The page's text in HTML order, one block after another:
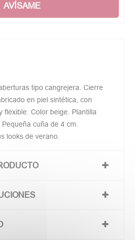
AVÍSAME
tipo cangrejera. Cierre
en piel sintética, con
flexible. Color beige. Plantilla
cuña de 4 cm.
looks de verano.